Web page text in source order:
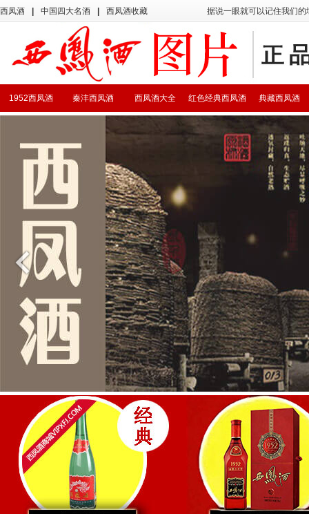
西凤酒 中国四大名酒 西凤酒收藏 据说一眼就可以记住我们
典藏西凤酒
红色经典西凤酒
西凤酒大全
秦沣西凤酒
1952西凤酒